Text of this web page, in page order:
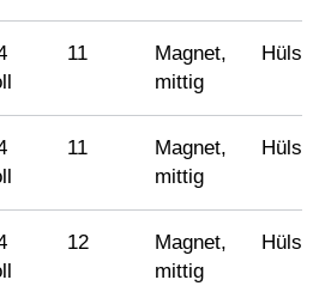
11
Magnet,
mittig
Hülse
11
Magnet,
mittig
Hülse
12
Magnet,
mittig
Hülse